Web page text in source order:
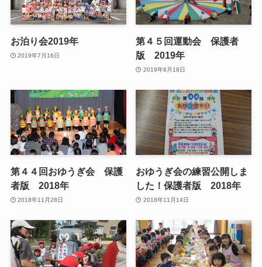
お泊り会2019年
2019年7月16日
第４５回運動会 保護者
版 2019年
2019年6月18日
第４４回おゆうぎ会 保護
者版 2018年
2018年11月28日
おゆうぎ会の練習公開しま
した！保護者版 2018年
2018年11月14日